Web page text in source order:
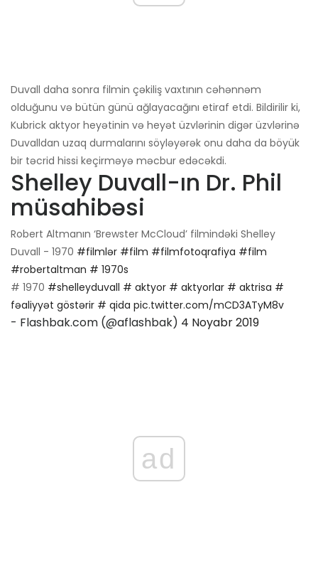
Duvall daha sonra filmin çəkiliş vaxtının cəhənnəm
olduğunu və bütün günü ağlayacağını etiraf etdi. Bildirilir ki,
Kubrick aktyor heyətinin və heyət üzvlərinin digər üzvlərinə
Duvalldan uzaq durmalarını söyləyərək onu daha da böyük
bir təcrid hissi keçirməyə məcbur edəcəkdi.
Shelley Duvall-ın Dr. Phil
müsahibəsi
Robert Altmanın ‘Brewster McCloud’ filmindəki Shelley
Duvall - 1970 #filmlər #film #filmfotoqrafiya #film
#robertaltman # 1970s
# 1970 #shelleyduvall # aktyor # aktyorlar # aktrisa #
fəaliyyət göstərir # qida pic.twitter.com/mCD3ATyM8v
- Flashbak.com (@aflashbak) 4 Noyabr 2019
ad